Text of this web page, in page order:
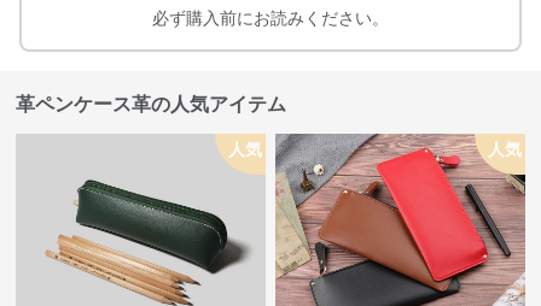
必ず購入前にお読みください。
革ペンケース革の人気アイテム
人気 人気